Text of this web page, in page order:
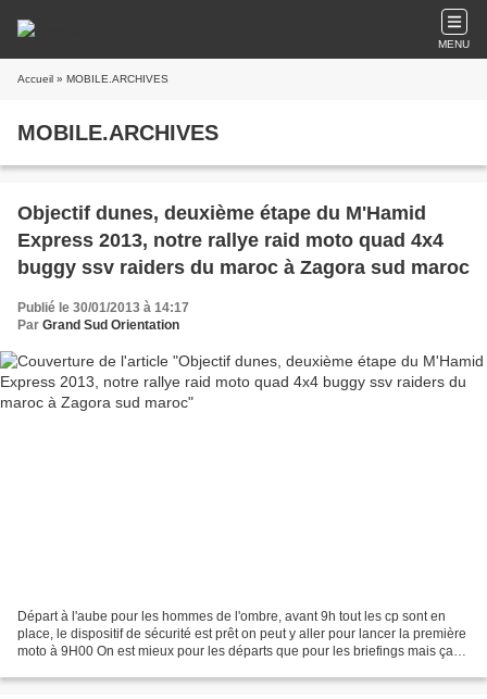
MENU
Accueil » MOBILE.ARCHIVES
MOBILE.ARCHIVES
Objectif dunes, deuxième étape du M'Hamid
Express 2013, notre rallye raid moto quad 4x4
buggy ssv raiders du maroc à Zagora sud maroc
Publié le 30/01/2013 à 14:17
Par Grand Sud Orientation
Départ à l'aube pour les hommes de l'ombre, avant 9h tout les cp sont en
place, le dispositif de sécurité est prêt on peut y aller pour lancer la première
moto à 9H00 On est mieux pour les départs que pour les briefings mais ça